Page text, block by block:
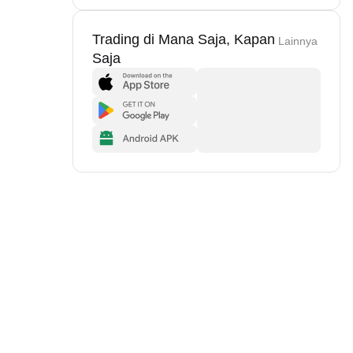
Trading di Mana Saja, Kapan
Saja
Lainnya